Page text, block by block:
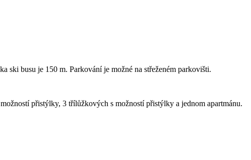
ski busu je 150 m. Parkování je možné na střeženém parkovišti.
přistýlky, 3 třílůžkových s možností přistýlky a jednom apartmánu.